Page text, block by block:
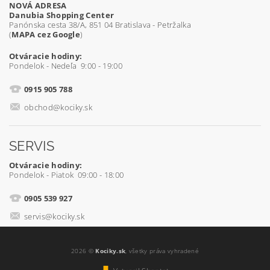
NOVÁ ADRESA
Danubia Shopping Center
Panónska cesta 38/A, 851 04 Bratislava - Petržalka
(MAPA cez Google)
Otváracie hodiny:
Pondelok - Nedeľa 9:00 - 19:00
0915 905 788
obchod@kociky.sk
SERVIS
Otváracie hodiny:
Pondelok - Piatok 09:00 - 18:00
0905 539 927
servis@kociky.sk
2026 © Kociky.sk, všetky práva vyhradené